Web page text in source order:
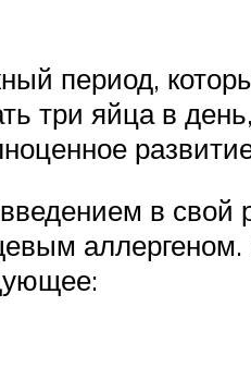
период,
три яйца в
в свой
аллергеном.